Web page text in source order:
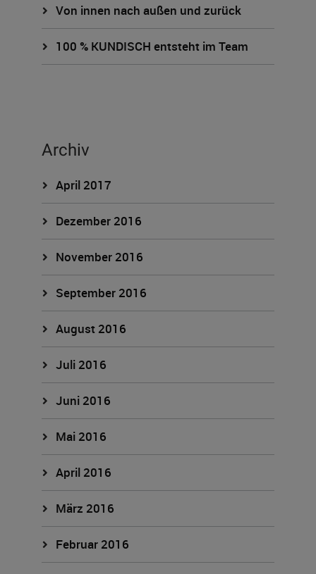
Von innen nach außen und zurück
100 % KUNDISCH entsteht im Team
Archiv
April 2017
Dezember 2016
November 2016
September 2016
August 2016
Juli 2016
Juni 2016
Mai 2016
April 2016
März 2016
Februar 2016